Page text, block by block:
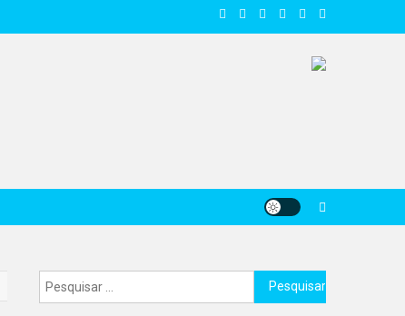
Pesquisar
por: